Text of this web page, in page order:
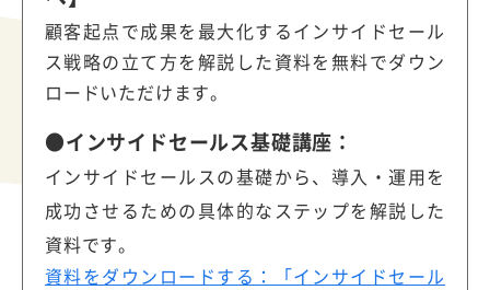
顧客起点で成果を最大化するインサイドセール
ス戦略の立て方を解説した資料を無料でダウン
ロードいただけます。
●インサイドセールス基礎講座：
インサイドセールスの基礎から、導入・運用を
成功させるための具体的なステップを解説した
資料です。
資料をダウンロードする：「インサイドセール